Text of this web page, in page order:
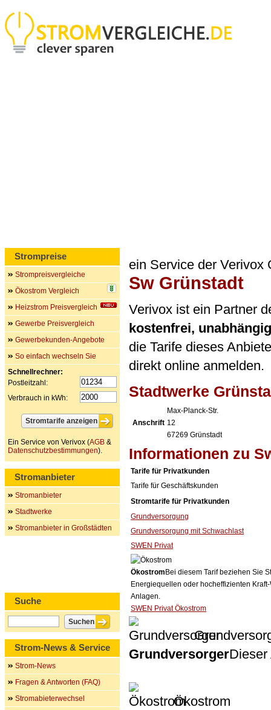
ein Service der Verivox
Sw Grünstadt
Verivox ist ein Partner
kostenfrei,
die Tarife dieses
direkt online anmelden.
Stadtwerke
Anschrift
Max-Planck-Str.
12
67269 Grünstadt
Informationen zu
Tarife für Privatkunden
Tarife für Geschäftskunden
Stromtarife für Privatkunden
Grundversorgung
Grundversorgung mit Schwachlast
SWEN Privat
Ökostrom Bei diesem Tarif beziehen Sie
Energiequellen oder hocheffizienten
Anlagen.
SWEN Privat Ökostrom
GrundversorgerDieser
Ökostrom
Strompreise
Strompreisvergleiche
Ökostrom Vergleich
Heizstrom Preisvergleich
Gewerbe Preisvergleich
Gewerbekunden-Angebote
So einfach wechseln Sie
Schnellrechner:
Postleitzahl:
Verbrauch in kWh:
Ein Service von Verivox (AGB &
Datenschutzbestimmungen).
Stromanbieter
Stromanbieter
Stadtwerke
Stromanbieter in Großstädten
Suche
Strom-News & Service
Strom-News
Fragen & Antworten (FAQ)
Stromabieterwechsel